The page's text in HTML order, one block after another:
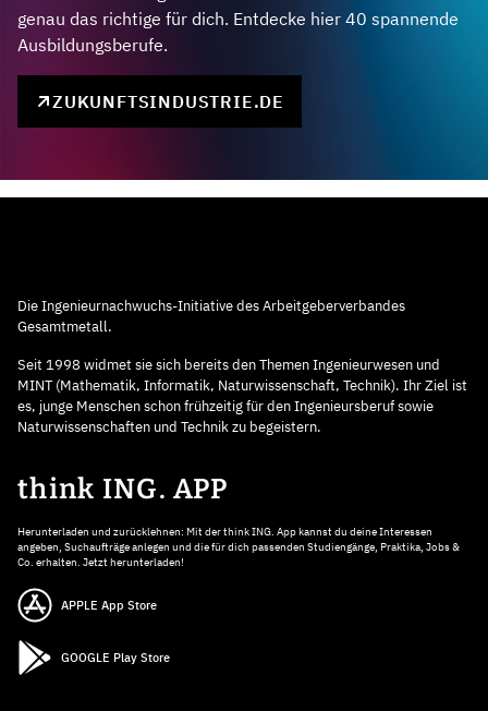
genau das richtige für dich. Entdecke hier 40 spannende
Ausbildungsberufe.
ZUKUNFTSINDUSTRIE.DE
Die Ingenieurnachwuchs-Initiative des Arbeitgeberverbandes
Gesamtmetall.
Seit 1998 widmet sie sich bereits den Themen Ingenieurwesen und
MINT (Mathematik, Informatik, Naturwissenschaft, Technik). Ihr Ziel ist
es, junge Menschen schon frühzeitig für den Ingenieursberuf sowie
Naturwissenschaften und Technik zu begeistern.
think ING. APP
Herunterladen und zurücklehnen: Mit der think ING. App kannst du deine Interessen
angeben, Suchaufträge anlegen und die für dich passenden Studiengänge, Praktika, Jobs &
Co. erhalten. Jetzt herunterladen!
APPLE App Store
GOOGLE Play Store